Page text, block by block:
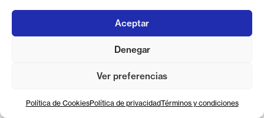
Aceptar
Denegar
Ver preferencias
Política de CookiesPolítica de privacidadTérminos y condiciones